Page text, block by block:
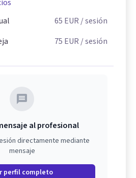
65 EUR / sesión
75 EUR / sesión
al profesional
directamente mediante
mensaje
perfil completo